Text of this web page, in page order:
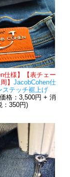
仕様】【表チェー
】JacobCohen仕
ステッチ裾上げ
格：3,500円 + 消
：350円)